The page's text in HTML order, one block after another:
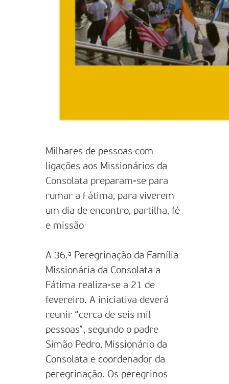
Milhares de pessoas com
ligações aos Missionários da
Consolata preparam-se para
rumar a Fátima, para viverem
um dia de encontro, partilha, fé
e missão
A 36.ª Peregrinação da Família
Missionária da Consolata a
Fátima realiza-se a 21 de
fevereiro. A iniciativa deverá
reunir “cerca de seis mil
pessoas”, segundo o padre
Simão Pedro, Missionário da
Consolata e coordenador da
peregrinação. Os peregrinos